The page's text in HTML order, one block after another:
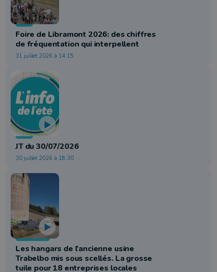
Info
Foire de Libramont 2026: des chiffres
de fréquentation qui interpellent
31 juillet 2026 à 14:15
Info
JT du 30/07/2026
30 juillet 2026 à 18:30
Economie
Les hangars de l’ancienne usine
Trabelbo mis sous scellés. La grosse
tuile pour 18 entreprises locales